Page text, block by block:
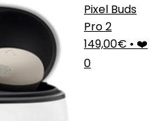
Pixel Buds
Pro 2
149,00€ • ❤️
0